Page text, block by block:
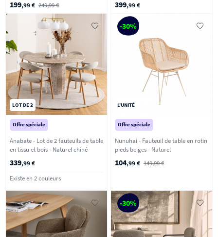
199,99 € 249,99 € 399,99 €
LOT DE 2
Offre spéciale
Anabate - Lot de 2 fauteuils de table
en tissu et bois - Naturel chiné
339,99 €
Existe en 2 couleurs
-30%
L'UNITÉ
Offre spéciale
Nunuhai - Fauteuil de table en rotin
pieds beiges - Naturel
104,99 € 149,99 €
-30%